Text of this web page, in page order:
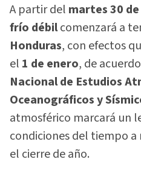
A partir del martes 30
frío débilcomenzará a
Honduras, con efectos
el 1 de enero, de
Nacional de Estudios
Oceanográficos y
atmosférico marcará un
condiciones del tiempo
el cierre de año.